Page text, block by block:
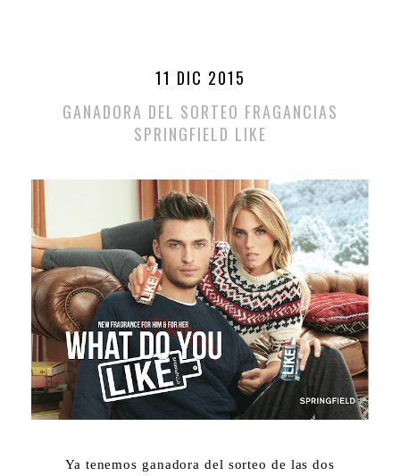
11 DIC 2015
GANADORA DEL SORTEO FRAGANCIAS
SPRINGFIELD LIKE
Ya tenemos ganadora del sorteo de las dos